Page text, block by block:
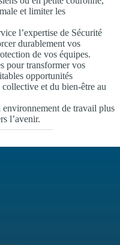
et limiter les
l’expertise de Sécurité
durablement vos
de vos équipes.
pour transformer vos
opportunités
et du bien-être au
environnement de travail plus
l’avenir.